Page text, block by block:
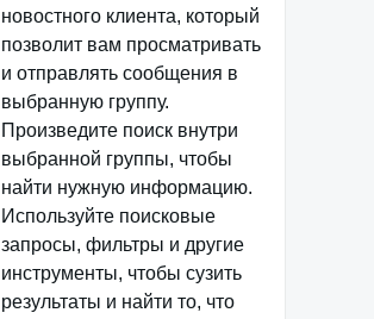
новостного клиента, который
позволит вам просматривать
и отправлять сообщения в
выбранную группу.
Произведите поиск внутри
выбранной группы, чтобы
найти нужную информацию.
Используйте поисковые
запросы, фильтры и другие
инструменты, чтобы сузить
результаты и найти то, что